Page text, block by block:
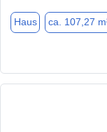
Haus ca. 107,27